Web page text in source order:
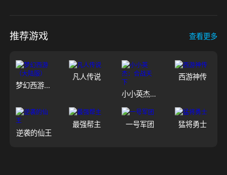
推荐游戏 查看更多
梦幻西游（大陆服）
凡人传说
小小英杰：合战天下
西游神传
逆袭的仙王
最强帮主 一号军团 猛将勇士